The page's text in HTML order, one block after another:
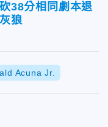
砍38分相同劇本退
灰狼
Acuna Jr.